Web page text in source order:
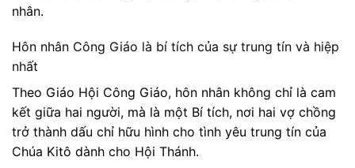
nhân.
Hôn nhân Công Giáo là bí tích của sự trung tín và hiệp
nhất
Theo Giáo Hội Công Giáo, hôn nhân không chỉ là cam
kết giữa hai người, mà là một Bí tích, nơi hai vợ chồng
trở thành dấu chỉ hữu hình cho tình yêu trung tín của
Chúa Kitô dành cho Hội Thánh.